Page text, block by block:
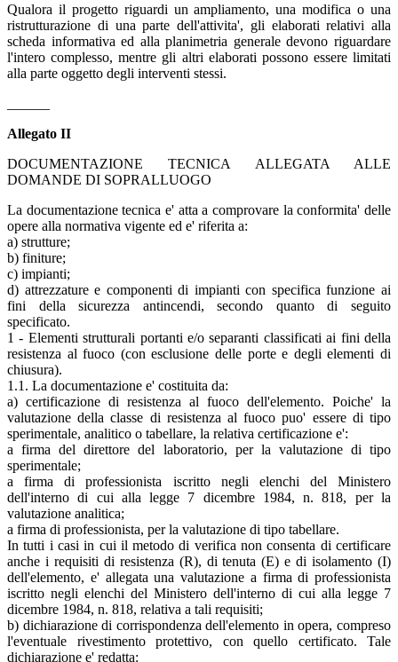
Qualora il progetto riguardi un ampliamento, una modifica o una
ristrutturazione di una parte dell'attivita', gli elaborati relativi alla
scheda informativa ed alla planimetria generale devono riguardare
l'intero complesso, mentre gli altri elaborati possono essere limitati
alla parte oggetto degli interventi stessi.
Allegato II
DOCUMENTAZIONE TECNICA ALLEGATA ALLE
DOMANDE DI SOPRALLUOGO
La documentazione tecnica e' atta a comprovare la conformita' delle
opere alla normativa vigente ed e' riferita a:
a) strutture;
b) finiture;
c) impianti;
d) attrezzature e componenti di impianti con specifica funzione ai
fini della sicurezza antincendi, secondo quanto di seguito
specificato.
1 - Elementi strutturali portanti e/o separanti classificati ai fini della
resistenza al fuoco (con esclusione delle porte e degli elementi di
chiusura).
1.1. La documentazione e' costituita da:
a) certificazione di resistenza al fuoco dell'elemento. Poiche' la
valutazione della classe di resistenza al fuoco puo' essere di tipo
sperimentale, analitico o tabellare, la relativa certificazione e':
a firma del direttore del laboratorio, per la valutazione di tipo
sperimentale;
a firma di professionista iscritto negli elenchi del Ministero
dell'interno di cui alla legge 7 dicembre 1984, n. 818, per la
valutazione analitica;
a firma di professionista, per la valutazione di tipo tabellare.
In tutti i casi in cui il metodo di verifica non consenta di certificare
anche i requisiti di resistenza (R), di tenuta (E) e di isolamento (I)
dell'elemento, e' allegata una valutazione a firma di professionista
iscritto negli elenchi del Ministero dell'interno di cui alla legge 7
dicembre 1984, n. 818, relativa a tali requisiti;
b) dichiarazione di corrispondenza dell'elemento in opera, compreso
l'eventuale rivestimento protettivo, con quello certificato. Tale
dichiarazione e' redatta: